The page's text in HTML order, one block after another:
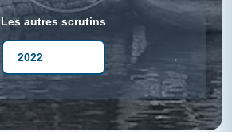
Les autres scrutins
→